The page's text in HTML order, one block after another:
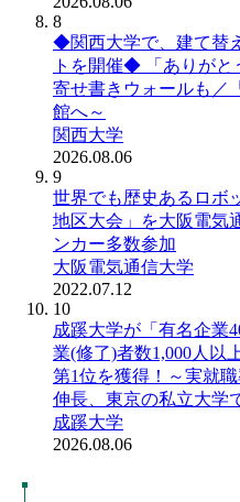
8
◆関西大学で、建て替
トを開催◆ 「ありがと
寄せ書きウォールも／
館へ～
関西大学
2026.08.06
9
世界でも歴史あるロボ
地区大会」を大阪電気
ンカー多数参加
大阪電気通信大学
2022.07.12
10
成蹊大学が「有名企業
業(修了)者数1,000人以
第1位を獲得！～実就
伸長、東京の私立大学
成蹊大学
2026.08.06